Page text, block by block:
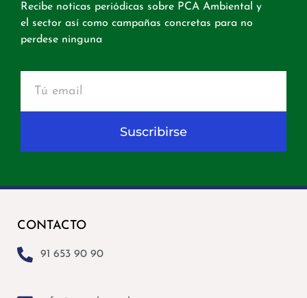
Recibe noticas periódicas sobre PCA Ambiental y
el sector así como campañas concretas para no
perdese ninguna
Suscribirse
CONTACTO
91 653 90 90